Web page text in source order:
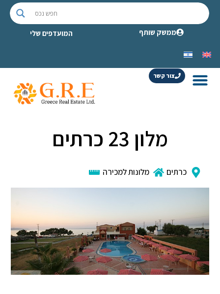
ממשק שותף המועדפים שלי
צור קשר
מלון 23 כרתים
כרתים מלונות למכירה